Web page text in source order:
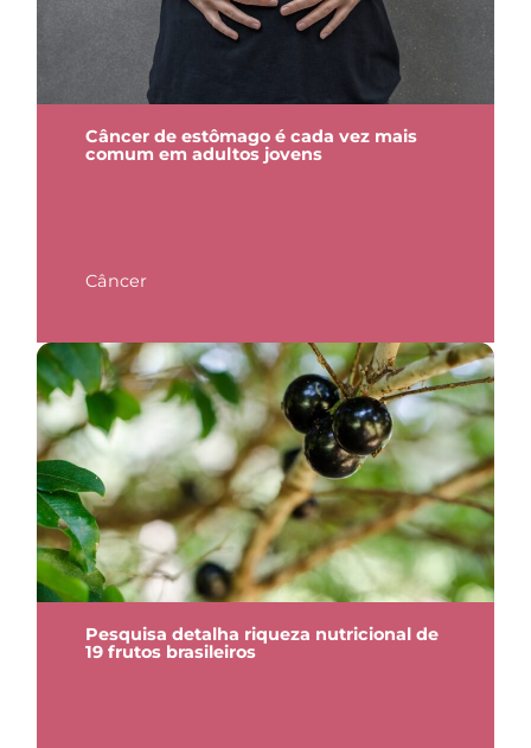
Câncer de estômago é cada vez mais
comum em adultos jovens
Câncer
Pesquisa detalha riqueza nutricional de
19 frutos brasileiros